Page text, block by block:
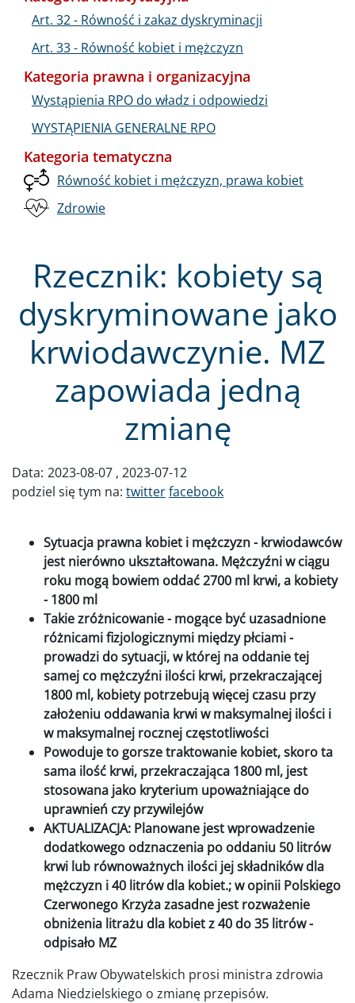
Rzecznik: kobiety są
dyskryminowane jako
krwiodawczynie. MZ
zapowiada jedną
zmianę
Data: 2023-08-07 2023-07-12
podziel się tym na: twitterfacebook
Sytuacja prawna kobiet i mężczyzn - krwiodawców
jest nierówno ukształtowana. Mężczyźni w ciągu
roku mogą bowiem oddać 2700 ml krwi, a kobiety
- 1800 ml
Takie zróżnicowanie - mogące być uzasadnione
różnicami fizjologicznymi między płciami -
prowadzi do sytuacji, w której na oddanie tej
samej co mężczyźni ilości krwi, przekraczającej
1800 ml, kobiety potrzebują więcej czasu przy
założeniu oddawania krwi w maksymalnej ilości i
w maksymalnej rocznej częstotliwości
Powoduje to gorsze traktowanie kobiet, skoro ta
sama ilość krwi, przekraczająca 1800 ml, jest
stosowana jako kryterium upoważniające do
uprawnień czy przywilejów
AKTUALIZACJA: Planowane jest wprowadzenie
dodatkowego odznaczenia po oddaniu 50 litrów
krwi lub równoważnych ilości jej składników dla
mężczyzn i 40 litrów dla kobiet.; w opinii Polskiego
Czerwonego Krzyża zasadne jest rozważenie
obniżenia litrażu dla kobiet z 40 do 35 litrów -
odpisało MZ
Rzecznik Praw Obywatelskich prosi ministra zdrowia
Adama Niedzielskiego o zmianę przepisów.
Art. 32 - Równość i zakaz dyskryminacji
Art. 33 - Równość kobiet i mężczyzn
Kategoria prawna i organizacyjna
Wystąpienia RPO do władz i odpowiedzi
WYSTĄPIENIA GENERALNE RPO
Kategoria tematyczna
Równość kobiet i mężczyzn, prawa kobiet
Zdrowie